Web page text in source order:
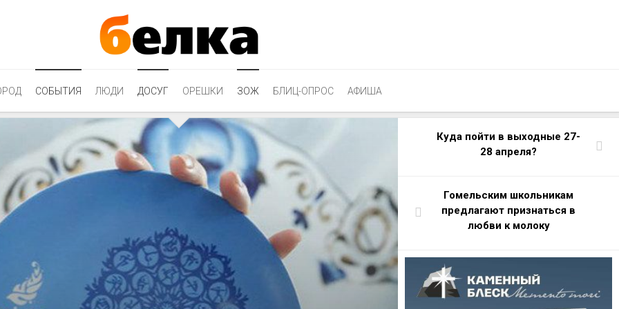
СОБЫТИЯ ЛЮДИ ДОСУГ ОРЕШКИ ЗОЖ БЛИЦ-ОПРОС АФИША
Куда пойти в выходные 27-
28 апреля?
Гомельским школьникам
предлагают признаться в
любви к молоку